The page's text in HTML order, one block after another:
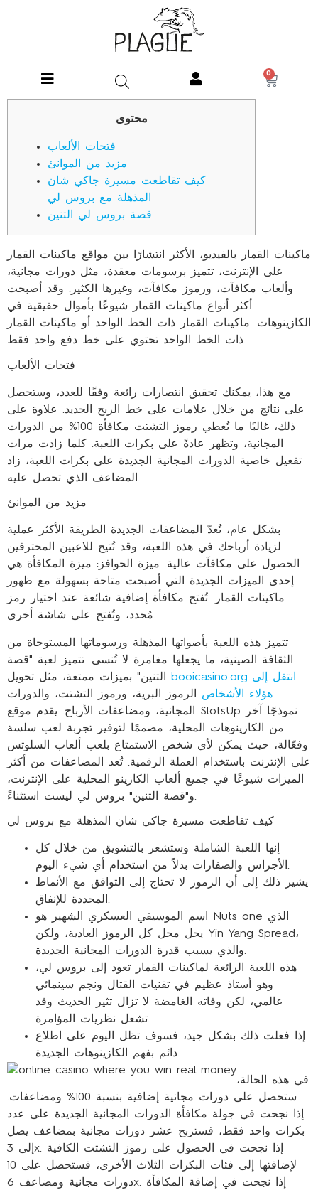
0
محتوى
فتحات الألعاب
مزيد من الموانئ
كيف تقاطعت مسيرة جاكي شان
المذهلة مع بروس لي
قصة بروس لي التنين
ماكينات القمار بالفيديو، الأكثر انتشارًا بين مواقع ماكينات القمار
على الإنترنت، تتميز برسومات معقدة، مثل دورات مجانية،
وألعاب مكافآت، ورموز مكافآت، وغيرها الكثير. وقد أصبحت
أكثر أنواع ماكينات القمار شيوعًا بأموال حقيقية في
الكازينوهات. ماكينات القمار ذات الخط الواحد أو ماكينات القمار
ذات الخط الواحد تحتوي على خط دفع واحد فقط.
فتحات الألعاب
مع هذا، يمكنك تحقيق انتصارات رائعة وفقًا للعدد، وستحصل
على نتائج من خلال علامات على خط الربح الجديد. علاوة على
ذلك، غالبًا ما تُعطي رموز التشتت مكافأة 100% من الدورات
المجانية، وتظهر عادةً على بكرات اللعبة. كلما زادت مرات
تفعيل خاصية الدورات المجانية الجديدة على بكرات اللعبة، زاد
المضاعف الذي تحصل عليه.
مزيد من الموانئ
بشكل عام، تُعدّ المضاعفات الجديدة الطريقة الأكثر عملية
لزيادة أرباحك في هذه اللعبة، وقد تُتيح للاعبين المحترفين
الحصول على مكافآت عالية. ميزة الحوافز: ميزة المكافأة هي
إحدى الميزات الجديدة التي أصبحت متاحة بسهولة مع ظهور
ماكينات القمار. تُفتح مكافأة إضافية شائعة عند اختيار رمز
مُحدد، وتُفتح على شاشة أخرى.
تتميز هذه اللعبة بأصواتها المذهلة ورسوماتها المستوحاة من
الثقافة الصينية، ما يجعلها مغامرة لا تُنسى. تتميز لعبة "قصة
booicasino.org انتقل إلى
هؤلاء الأشخاص الرموز البرية، ورموز التشتت، والدورات
المجانية، ومضاعفات الأرباح. يقدم موقع SlotsUp نموذجًا آخر
من الكازينوهات المحلية، مصممًا لتوفير تجربة لعب سلسة
وفعّالة، حيث يمكن لأي شخص الاستمتاع بلعب ألعاب السلوتس
على الإنترنت باستخدام العملة الرقمية. تُعد المضاعفات من أكثر
الميزات شيوعًا في جميع ألعاب الكازينو المحلية على الإنترنت،
و"قصة التنين" بروس لي ليست استثناءً.
كيف تقاطعت مسيرة جاكي شان المذهلة مع بروس لي
إنها اللعبة الشاملة وستشعر بالتشويق من خلال كل
الأجراس والصفارات بدلاً من استخدام أي شيء اليوم.
يشير ذلك إلى أن الرموز لا تحتاج إلى التوافق مع الأنماط
المحددة للإنفاق.
اسم الموسيقي العسكري الشهير هو Nuts one الذي
يحل محل كل الرموز العادية، ولكن Yin Yang Spread،
والذي يسبب قدرة الدورات المجانية الجديدة.
هذه اللعبة الرائعة لماكينات القمار تعود إلى بروس لي،
وهو أستاذ عظيم في تقنيات القتال ونجم سينمائي
عالمي، لكن وفاته الغامضة لا تزال تثير الحديث وقد
تشعل نظريات المؤامرة.
إذا فعلت ذلك بشكل جيد، فسوف تظل اليوم على اطلاع
دائم بفهم الكازينوهات الجديدة.
في هذه الحالة،
ستحصل على دورات مجانية إضافية بنسبة 100% ومضاعفات.
إذا نجحت في جولة مكافأة الدورات المجانية الجديدة على عدد
بكرات واحد فقط، فستربح عشر دورات مجانية بمضاعف يصل
إلى 3x. إذا نجحت في الحصول على رموز التشتت الكافية
لإضافتها إلى فئات البكرات الثلاث الأخرى، فستحصل على 10
دورات مجانية ومضاعف 6x. إذا نجحت في إضافة المكافأة